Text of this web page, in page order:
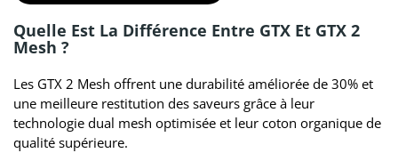
Quelle Est La Différence Entre GTX Et GTX 2
Mesh ?
Les GTX 2 Mesh offrent une durabilité améliorée de 30% et
une meilleure restitution des saveurs grâce à leur
technologie dual mesh optimisée et leur coton organique de
qualité supérieure.